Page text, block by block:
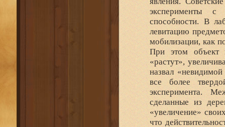
эксперименты с
способности. В
левитацию
мобилизации, как
При этом объект
«растут»,
назвал
все более
эксперимента.
сделанные из
«увеличение»
что